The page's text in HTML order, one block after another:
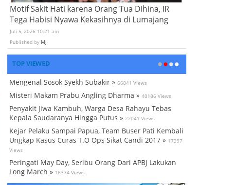
Motif Sakit Hati karena Orang Tua Dihina, IR
Tega Habisi Nyawa Kekasihnya di Lumajang
Juli 5, 2026 10:21 am
Published by MJ
TOP VIEWED
Mengenal Sosok Syekh Subakir » 66841 Views
Misteri Makam Prabu Angling Dharma » 40186 Views
Penyakit Jiwa Kambuh, Warga Desa Rahayu Tebas
Kepala Saudaranya Hingga Putus » 22041 Views
Kejar Pelaku Sampai Papua, Team Buser Pati Kembali
Ungkap Kasus Curas T.O Ops Sikat Candi 2017 » 17397
Views
Peringati May Day, Seribu Orang Dari APBJ Lakukan
Long March » 16374 Views